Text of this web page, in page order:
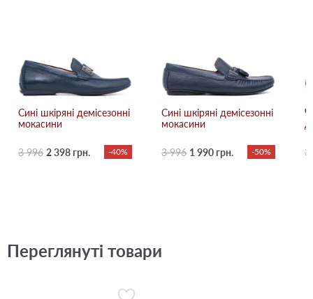
Сині шкіряні демісезонні
мокасини
3 996 2 398 грн. -40%
Сині шкіряні демісезонні
мокасини
3 996 1 990 грн. -50% 3
Переглянуті товари